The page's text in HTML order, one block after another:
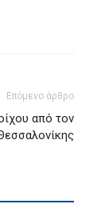
Επόμενο άρθρο
από τον